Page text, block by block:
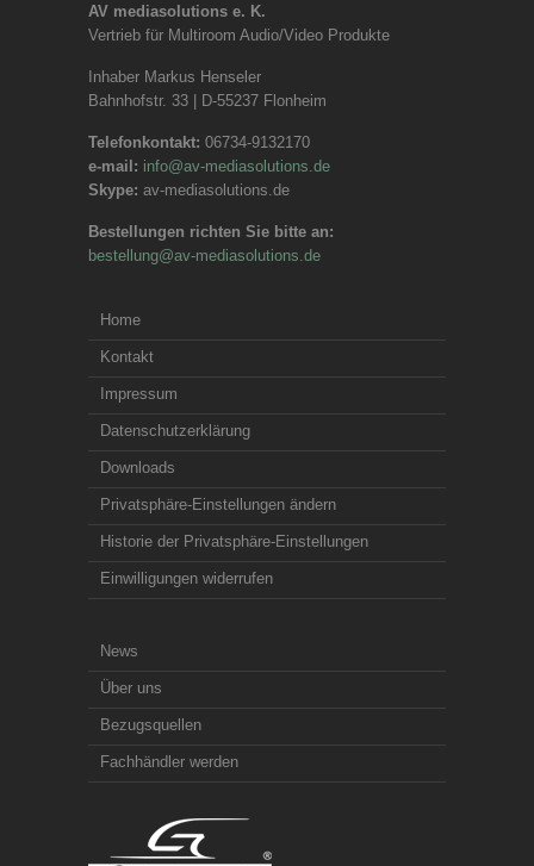
AV mediasolutions e. K.
Vertrieb für Multiroom Audio/Video Produkte
Inhaber Markus Henseler
Bahnhofstr. 33 | D-55237 Flonheim
Telefonkontakt: 06734-9132170
e-mail: info@av-mediasolutions.de
Skype: av-mediasolutions.de
Bestellungen richten Sie bitte an:
bestellung@av-mediasolutions.de
Home
Kontakt
Impressum
Datenschutzerklärung
Downloads
Privatsphäre-Einstellungen ändern
Historie der Privatsphäre-Einstellungen
Einwilligungen widerrufen
News
Über uns
Bezugsquellen
Fachhändler werden